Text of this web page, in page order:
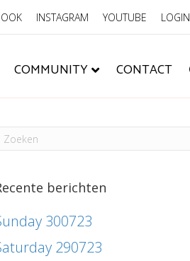
INSTAGRAM YOUTUBE LOGIN
COMMUNITY CONTACT
berichten
300723
290723